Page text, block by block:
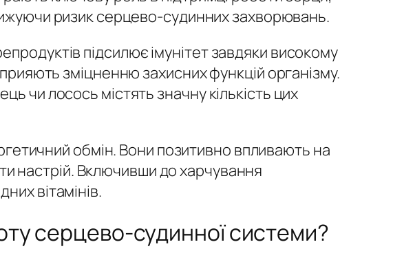
ризик серцево-судинних захворювань.
підсилює імунітет завдяки високому
зміцненню захисних функцій організму.
чи лосось містять значну кількість цих
обмін. Вони позитивно впливають на
настрій. Включивши до харчування
вітамінів.
серцево-судинної системи?